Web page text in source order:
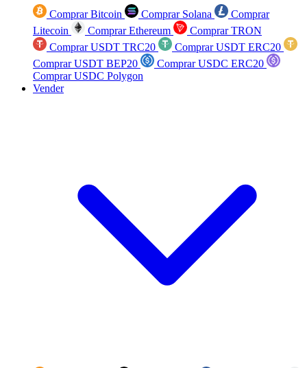
Comprar Bitcoin Comprar Solana
Comprar
Litecoin
Comprar Ethereum
Comprar TRON
Comprar USDT TRC20
Comprar USDT ERC20
Comprar USDT BEP20
Comprar USDC ERC20
Comprar USDC Polygon
Vender